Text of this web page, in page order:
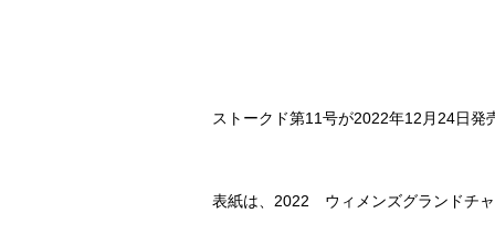
ストークド第11号が2022年12月24日発
表紙は、2022 ウィメンズグランドチ